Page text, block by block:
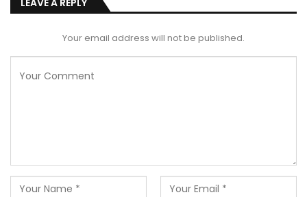
LEAVE A REPLY
Your email address will not be published.